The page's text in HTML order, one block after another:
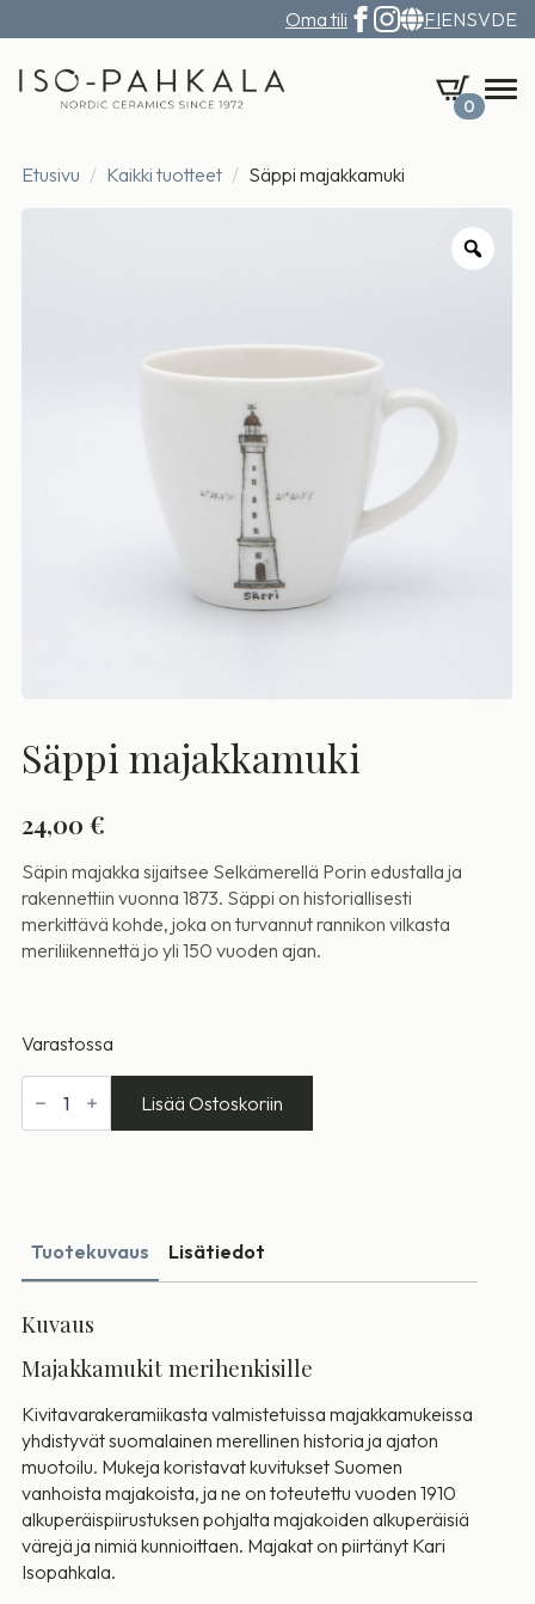
Oma tili FIENSVDE
0
Etusivu Kaikki tuotteet Säppi majakkamuki
Säppi majakkamuki
24,00€
Säpin majakka sijaitsee Selkämerellä Porin edustalla ja
rakennettiin vuonna 1873. Säppi on historiallisesti
merkittävä kohde, joka on turvannut rannikon vilkasta
meriliikennettä jo yli 150 vuoden ajan.
Varastossa
Säppi
majakkamuki
määrä
Lisää Ostoskoriin
Tuotekuvaus Lisätiedot
Kuvaus
Majakkamukit merihenkisille
Kivitavarakeramiikasta valmistetuissa majakkamukeissa
yhdistyvät suomalainen merellinen historia ja ajaton
muotoilu. Mukeja koristavat kuvitukset Suomen
vanhoista majakoista, ja ne on toteutettu vuoden 1910
alkuperäispiirustuksen pohjalta majakoiden alkuperäisiä
värejä ja nimiä kunnioittaen. Majakat on piirtänyt Kari
Isopahkala.